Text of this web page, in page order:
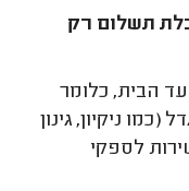
תשלום רק
הבית, כלומר
ניקיון, גינון
לספקי